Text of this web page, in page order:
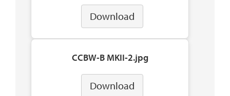
Download
CCBW-B MKII-2.jpg
Download